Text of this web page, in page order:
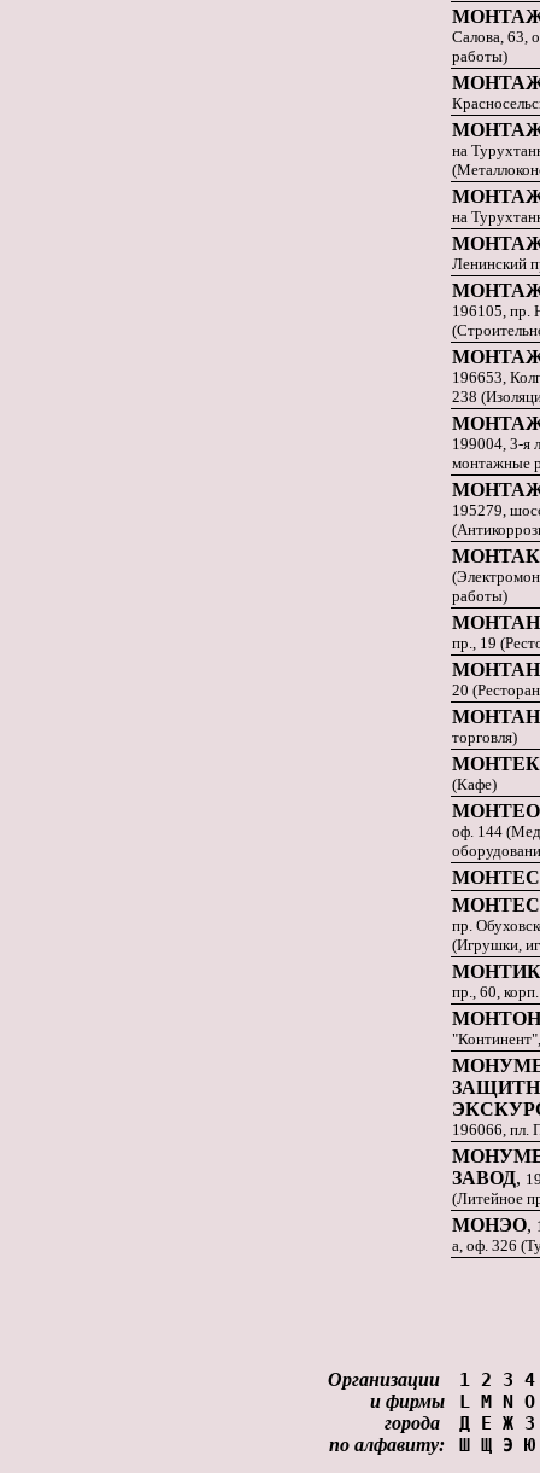
Салова, 63,
работы)
на
на
Ленинский
196105, пр.
196653,
238
199004, 3-я
монтажные
195279,
МОНТАК
работы)
пр., 19
20
торговля)
(Кафе)
оф. 144
пр.
(Игрушки,
пр., 60,
МОНТОН
196066, пл.
ЗАВОД,
(Литейное
МОНЭО,
а, оф. 326
Организации
и фирмы
города
по алфавиту:
1 2 3 4
L M N O
Д Е Ж З
Ш Щ Э Ю